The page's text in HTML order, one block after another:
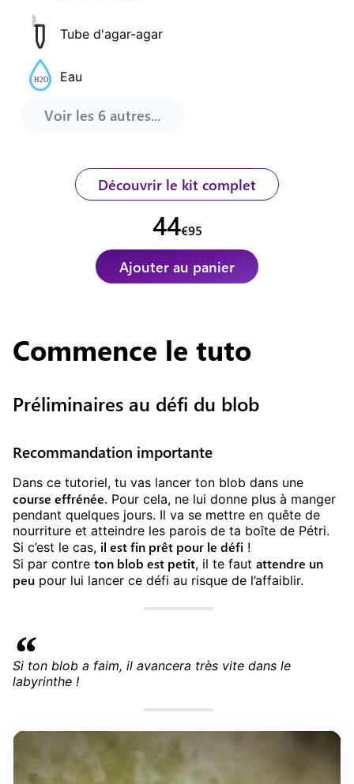
Tube d'agar-agar
Eau
Voir les 6 autres...
Découvrir le kit complet
44€95
Ajouter au panier
Commence le tuto
Préliminaires au défi du blob
Recommandation importante
Dans ce tutoriel, tu vas lancer ton blob dans une
course effrénée. Pour cela, ne lui donne plus à manger
pendant quelques jours. Il va se mettre en quête de
nourriture et atteindre les parois de ta boîte de Pétri.
Si c’est le cas, il est fin prêt pour le défi !
Si par contre ton blob est petit, il te faut attendre un
peu pour lui lancer ce défi au risque de l’affaiblir.
Si ton blob a faim, il avancera très vite dans le
labyrinthe !